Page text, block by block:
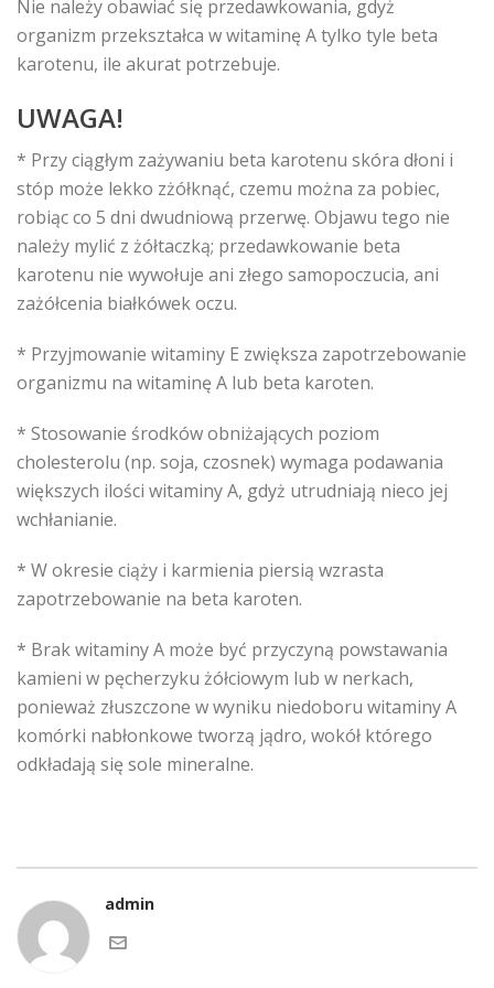
Nie należy obawiać się przedawkowania, gdyż
organizm przekształca w witaminę A tylko tyle beta
karotenu, ile akurat potrzebuje.
UWAGA!
* Przy ciągłym zażywaniu beta karotenu skóra dłoni i
stóp może lekko zżółknąć, czemu można za pobiec,
robiąc co 5 dni dwudniową przerwę. Objawu tego nie
należy mylić z żółtaczką; przedawkowanie beta
karotenu nie wywołuje ani złego samopoczucia, ani
zażółcenia białkówek oczu.
* Przyjmowanie witaminy E zwiększa zapotrzebowanie
organizmu na witaminę A lub beta karoten.
* Stosowanie środków obniżających poziom
cholesterolu (np. soja, czosnek) wymaga podawania
większych ilości witaminy A, gdyż utrudniają nieco jej
wchłanianie.
* W okresie ciąży i karmienia piersią wzrasta
zapotrzebowanie na beta karoten.
* Brak witaminy A może być przyczyną powstawania
kamieni w pęcherzyku żółciowym lub w nerkach,
ponieważ złuszczone w wyniku niedoboru witaminy A
komórki nabłonkowe tworzą jądro, wokół którego
odkładają się sole mineralne.
admin